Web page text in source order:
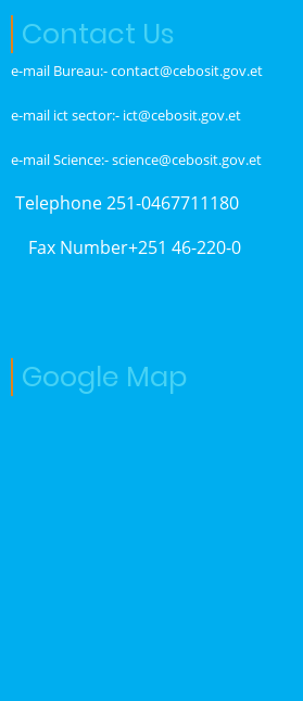
Contact Us
e-mail Bureau:- contact@cebosit.gov.et
e-mail ict sector:- ict@cebosit.gov.et
e-mail Science:- science@cebosit.gov.et
Telephone 251-0467711180
Fax Number+251 46-220-0
Google Map